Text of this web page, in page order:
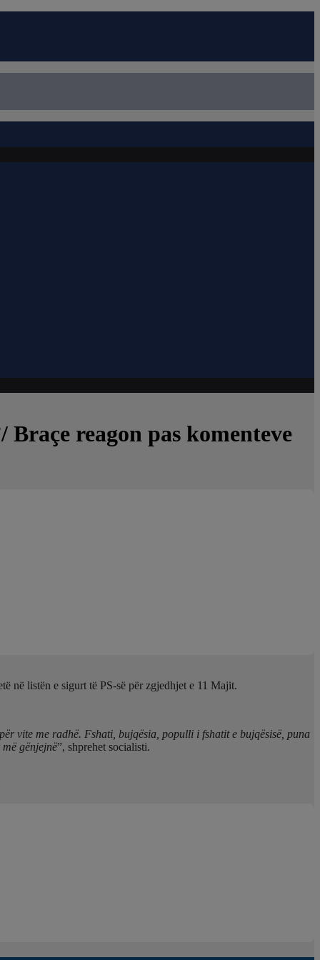
reagon pas komenteve
në listën e sigurt të PS-së për zgjedhjet e 11 Majit.
vite me radhë. Fshati, bujqësia, populli i fshatit e bujqësisë, puna
gënjejnë”, shprehet socialisti.